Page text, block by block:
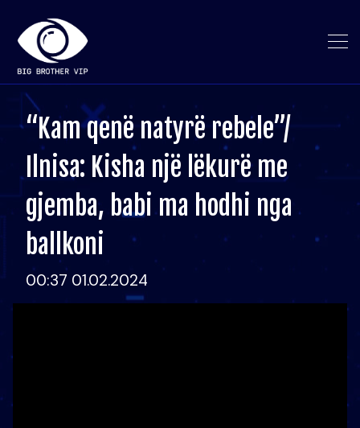
“Kam qenë natyrë rebele”/
Ilnisa: Kisha një lëkurë me
gjemba, babi ma hodhi nga
ballkoni
00:37 01.02.2024